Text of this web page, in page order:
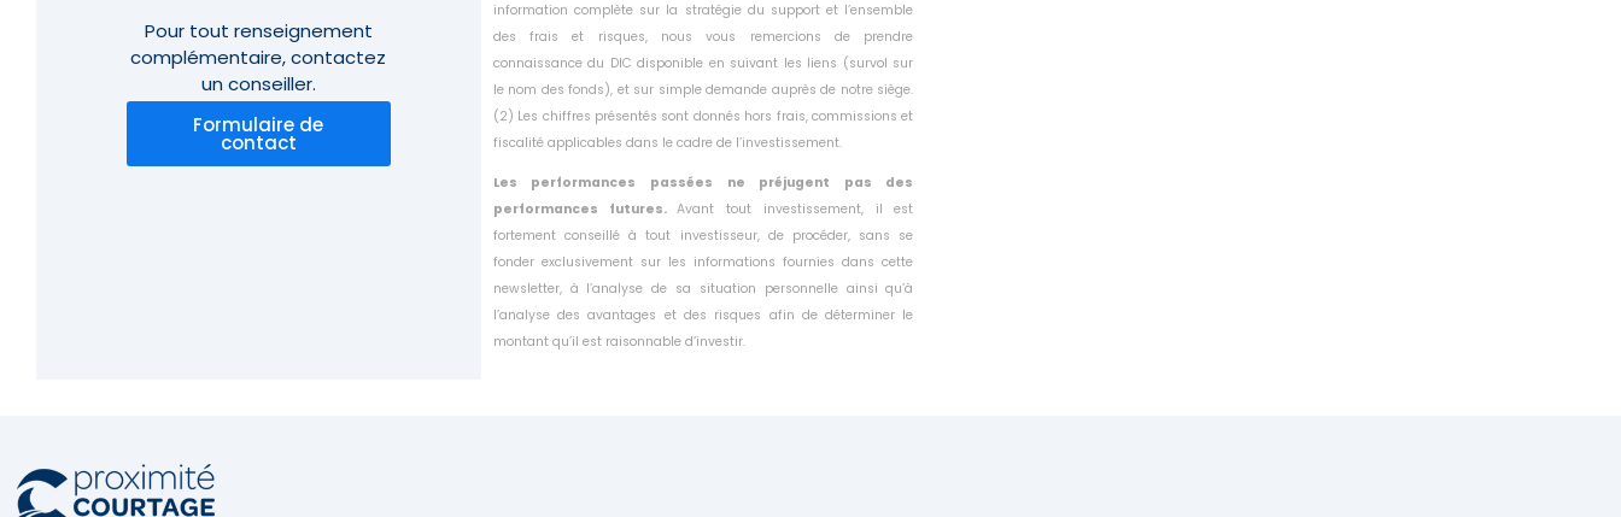
Pour tout renseignement
complémentaire,contactez
un conseiller.
Formulaire de
contact
information complète sur la stratégie du support et l’ensemble
des frais et risques, nous vous remercionsde prendre
connaissance du DIC disponible en suivant les liens (survol sur
le nom des fonds), et sur simple demande auprès de notre siège.
(2) Les chiffres présentés sont donnés hors frais, commissions et
fiscalité applicables dans le cadre de l’investissement.
Les performances passées ne préjugent pas des
performances futures.Avant tout investissement, il est
fortement conseillé à tout investisseur, de procéder, sans se
fonder exclusivement sur les informations fournies danscette
newsletter, à l’analyse de sa situation personnelle ainsi qu’à
l’analyse desavantages et des risques afin de déterminer le
montant qu’il est raisonnable d’investir.